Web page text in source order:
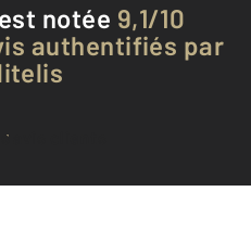
notée 9,1/10
authentifiés par
avis clients